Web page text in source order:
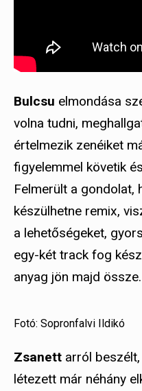
Bulcsu elmondása
volna tudni,
értelmezik zenéiket
figyelemmel követik
Felmerült a gondolat,
készülhetne remix,
a lehetőségeket,
egy-két track fog
anyag jön majd össze.
Fotó: Sopronfalvi Ildikó
Zsanett arról
létezett már néhány